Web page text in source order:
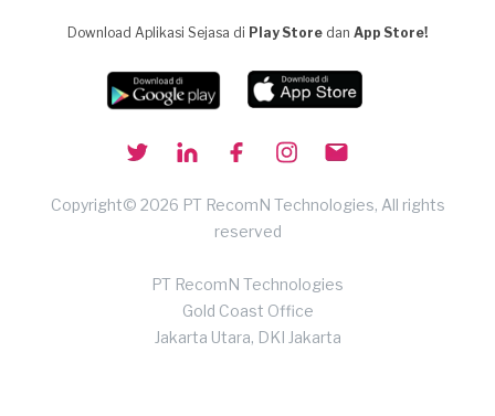
Download Aplikasi Sejasa di Play Store dan App Store!
Copyright© 2026 PT RecomN Technologies, All rights
reserved
PT RecomN Technologies
Gold Coast Office
Jakarta Utara, DKI Jakarta